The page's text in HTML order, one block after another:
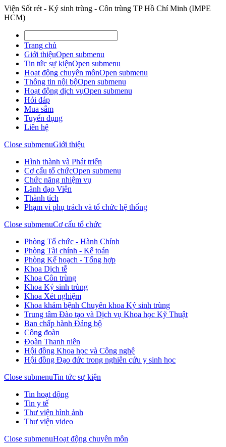
Viện Sốt rét - Ký sinh trùng - Côn trùng TP Hồ Chí Minh (IMPE
HCM)
Trang chủ
Giới thiệuOpen submenu
Tin tức sự kiệnOpen submenu
Hoạt động chuyên mônOpen submenu
Thông tin nội bộOpen submenu
Hoạt động dịch vụOpen submenu
Hỏi đáp
Mua sắm
Tuyển dụng
Liên hệ
Close submenuGiới thiệu
Hình thành và Phát triển
Cơ cấu tổ chứcOpen submenu
Chức năng nhiệm vụ
Lãnh đạo Viện
Thành tích
Phạm vi phụ trách và tổ chức hệ thống
Close submenuCơ cấu tổ chức
Phòng Tổ chức - Hành Chính
Phòng Tài chính - Kế toán
Phòng Kế hoạch - Tổng hợp
Khoa Dịch tễ
Khoa Côn trùng
Khoa Ký sinh trùng
Khoa Xét nghiệm
Khoa khám bệnh Chuyên khoa Ký sinh trùng
Trung tâm Đào tạo và Dịch vụ Khoa học Kỹ Thuật
Ban chấp hành Đảng bộ
Công đoàn
Đoàn Thanh niên
Hội đồng Khoa học và Công nghệ
Hội đồng Đạo đức trong nghiên cứu y sinh học
Close submenuTin tức sự kiện
Tin hoạt động
Tin y tế
Thư viện hình ảnh
Thư viện video
Close submenuHoạt động chuyên môn